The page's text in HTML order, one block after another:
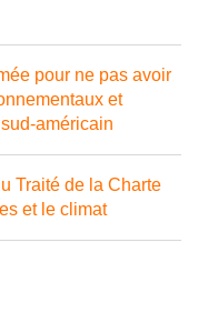
pour ne pas avoir
et
américain
Traité de la Charte
et le climat